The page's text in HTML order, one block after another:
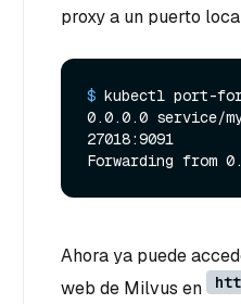
proxy a un puerto
$ kubectl port-
0.0.0.0 service/
27018:9091
Ahora ya puede
web de Milvus en